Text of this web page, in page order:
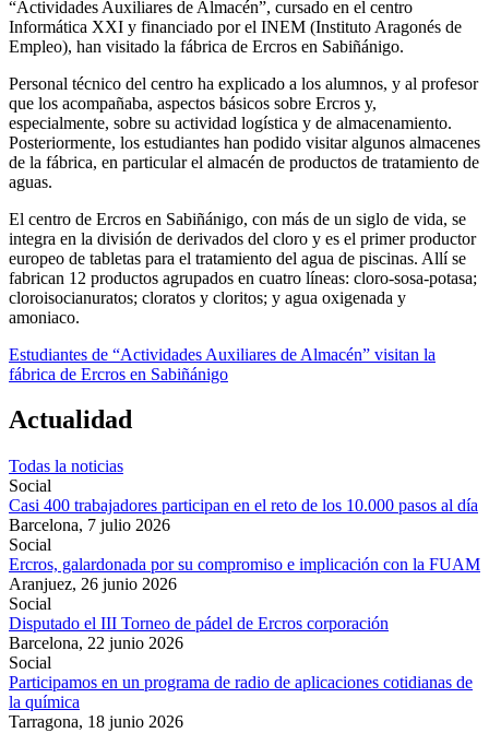
“Actividades Auxiliares de Almacén”, cursado en el centro
Informática XXI y financiado por el INEM (Instituto Aragonés de
Empleo), han visitado la fábrica de Ercros en Sabiñánigo.
Personal técnico del centro ha explicado a los alumnos, y al profesor
que los acompañaba, aspectos básicos sobre Ercros y,
especialmente, sobre su actividad logística y de almacenamiento.
Posteriormente, los estudiantes han podido visitar algunos almacenes
de la fábrica, en particular el almacén de productos de tratamiento de
aguas.
El centro de Ercros en Sabiñánigo, con más de un siglo de vida, se
integra en la división de derivados del cloro y es el primer productor
europeo de tabletas para el tratamiento del agua de piscinas. Allí se
fabrican 12 productos agrupados en cuatro líneas: cloro-sosa-potasa;
cloroisocianuratos; cloratos y cloritos; y agua oxigenada y
amoniaco.
Estudiantes de “Actividades Auxiliares de Almacén” visitan la
fábrica de Ercros en Sabiñánigo
Actualidad
Todas la noticias
Social
Casi 400 trabajadores participan en el reto de los 10.000 pasos al día
Barcelona, 7 julio 2026
Social
Ercros, galardonada por su compromiso e implicación con la FUAM
Aranjuez, 26 junio 2026
Social
Disputado el III Torneo de pádel de Ercros corporación
Barcelona, 22 junio 2026
Social
Participamos en un programa de radio de aplicaciones cotidianas de
la química
Tarragona, 18 junio 2026